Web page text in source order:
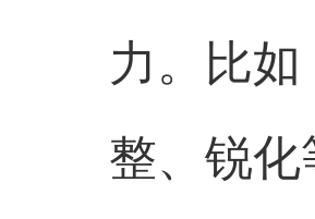
力。比
整、锐